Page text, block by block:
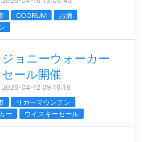
COORUM
お酒
ジョニーウォーカー
セール開催
2026-04-12 09:16:18
リカーマウンテン
ー
ウイスキーセール